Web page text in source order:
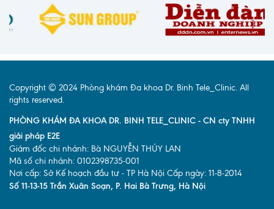
Copyright © 2024 Phòng khám Đa khoa Dr. Binh Tele_Clinic. All
rights reserved.
PHÒNG KHÁM ĐA KHOA DR. BINH TELE_CLINIC - CN cty TNHH
giải pháp E2E
Giám đốc chi nhánh: Bà NGUYỄN THÚY LAN
Mã số chi nhánh: 0102398735-001
Nơi cấp: Sở Kế hoạch đầu tư - TP Hà Nội Cấp ngày: 11-8-2014
Số 11-13-15 Trần Xuân Soạn, P. Hai Bà Trưng, Hà Nội